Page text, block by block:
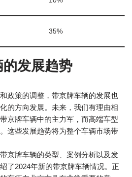
35%
发展趋势
政策的调整，带京牌车辆的发展也
的方向发展。未来，我们有理由相
京牌车辆中的主力军，而高端车型
这些发展趋势将为整个车辆市场带
京牌车辆的类型、案例分析以及发
了2024年新的带京牌车辆情况。正